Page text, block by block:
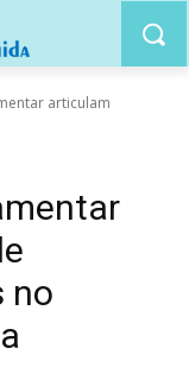
articulam
no